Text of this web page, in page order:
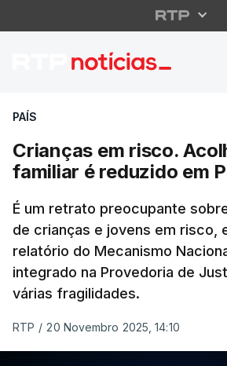
Crianças em
PAÍS
Crianças em risco.
familiar é reduzido em
É um retrato preocupante
de crianças e jovens em risco,
relatório do Mecanismo
integrado na Provedoria de
várias fragilidades.
RTP / 20 Novembro 2025, 14:10